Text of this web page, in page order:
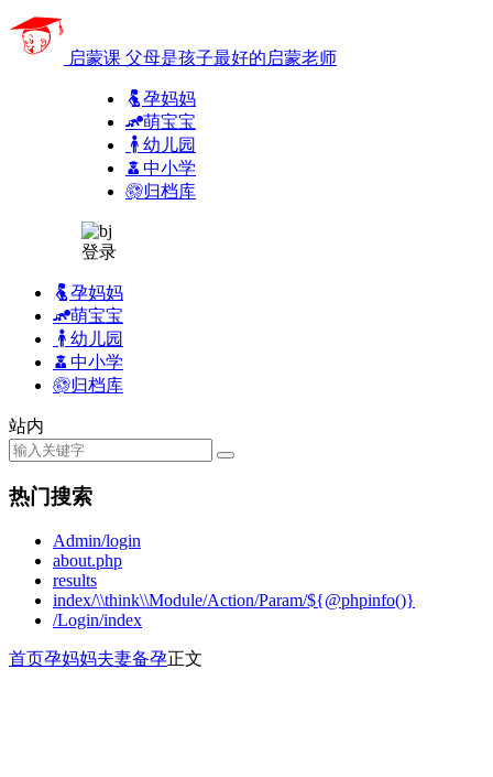
启蒙课 父母是孩子最好的启蒙老师
孕妈妈
萌宝宝
幼儿园
中小学
归档库
登录
孕妈妈
萌宝宝
幼儿园
中小学
归档库
站内
热门搜索
Admin/login
about.php
results
index/\\think\\Module/Action/Param/${@phpinfo()}
/Login/index
首页孕妈妈夫妻备孕正文